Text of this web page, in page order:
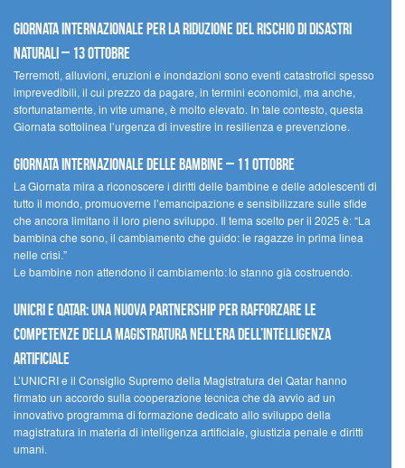
Giornata internazionale per la riduzione del rischio di disastri
naturali – 13 ottobre
Terremoti, alluvioni, eruzioni e inondazioni sono eventi catastrofici spesso
imprevedibili, il cui prezzo da pagare, in termini economici, ma anche,
sfortunatamente, in vite umane, è molto elevato. In tale contesto, questa
Giornata sottolinea l’urgenza di investire in resilienza e prevenzione.
Giornata internazionale delle bambine – 11 ottobre
La Giornata mira a riconoscere i diritti delle bambine e delle adolescenti di
tutto il mondo, promuoverne l’emancipazione e sensibilizzare sulle sfide
che ancora limitano il loro pieno sviluppo. Il tema scelto per il 2025 è: “La
bambina che sono, il cambiamento che guido: le ragazze in prima linea
nelle crisi.”
Le bambine non attendono il cambiamento: lo stanno già costruendo.
UNICRI e Qatar: una nuova partnership per rafforzare le
competenze della magistratura nell’era dell’intelligenza
artificiale
L’UNICRI e il Consiglio Supremo della Magistratura del Qatar hanno
firmato un accordo sulla cooperazione tecnica che dà avvio ad un
innovativo programma di formazione dedicato allo sviluppo della
magistratura in materia di intelligenza artificiale, giustizia penale e diritti
umani.